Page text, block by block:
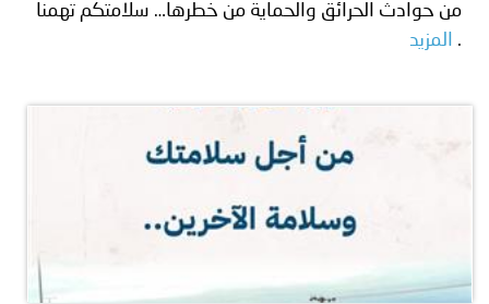
بنا
من حوادث الحرائق والحماية من خطرها… سلامتكم تهمنا
.
المزيد